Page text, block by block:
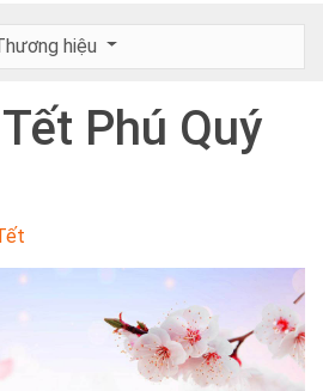
hiệu
Phú Quý